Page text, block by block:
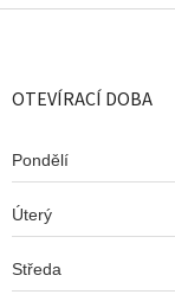
Z
OTEVÍRACÍ DOBA
Pondělí
Úterý
Středa